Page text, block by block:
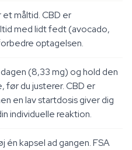
måltid. CBD er
med lidt fedt (avocado,
optagelsen.
(8,33 mg) og hold den
før du justerer. CBD er
en lav startdosis giver dig
individuelle reaktion.
én kapsel ad gangen. FSA